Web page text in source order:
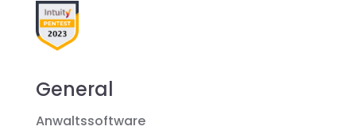
General
Anwaltssoftware